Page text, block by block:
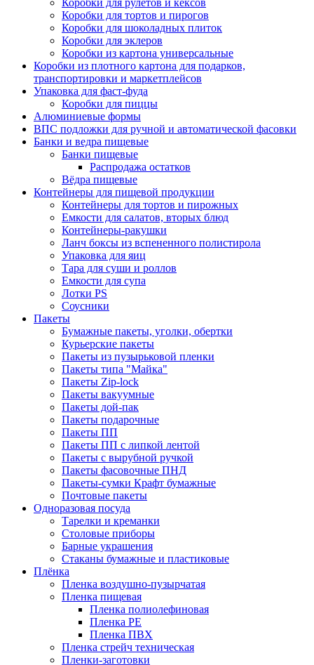
Коробки для рулетов и кексов
Коробки для тортов и пирогов
Коробки для шоколадных плиток
Коробки для эклеров
Коробки из картона универсальные
Коробки из плотного картона для подарков,
транспортировки и маркетплейсов
Упаковка для фаст-фуда
Коробки для пиццы
Алюминиевые формы
ВПС подложки для ручной и автоматической фасовки
Банки и ведра пищевые
Банки пищевые
Распродажа остатков
Вёдра пищевые
Контейнеры для пищевой продукции
Контейнеры для тортов и пирожных
Емкости для салатов, вторых блюд
Контейнеры-ракушки
Ланч боксы из вспененного полистирола
Упаковка для яиц
Тара для суши и роллов
Емкости для супа
Лотки PS
Соусники
Пакеты
Бумажные пакеты, уголки, обертки
Курьерские пакеты
Пакеты из пузырьковой пленки
Пакеты типа "Майка"
Пакеты Zip-lock
Пакеты вакуумные
Пакеты дой-пак
Пакеты подарочные
Пакеты ПП
Пакеты ПП с липкой лентой
Пакеты с вырубной ручкой
Пакеты фасовочные ПНД
Пакеты-сумки Крафт бумажные
Почтовые пакеты
Одноразовая посуда
Тарелки и креманки
Столовые приборы
Барные украшения
Стаканы бумажные и пластиковые
Плёнка
Пленка воздушно-пузырчатая
Пленка пищевая
Пленка полиолефиновая
Пленка PE
Пленка ПВХ
Пленка стрейч техническая
Пленки-заготовки